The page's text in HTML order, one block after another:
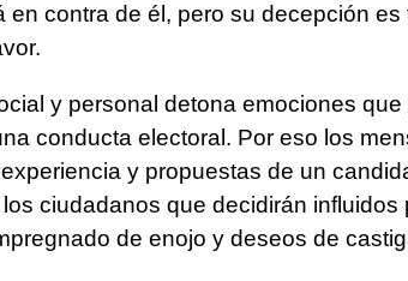
en contra de él, pero su decepción
y personal detona emociones
conducta electoral. Por eso los
y propuestas de un
ciudadanos que decidirán influidos
de enojo y deseos de